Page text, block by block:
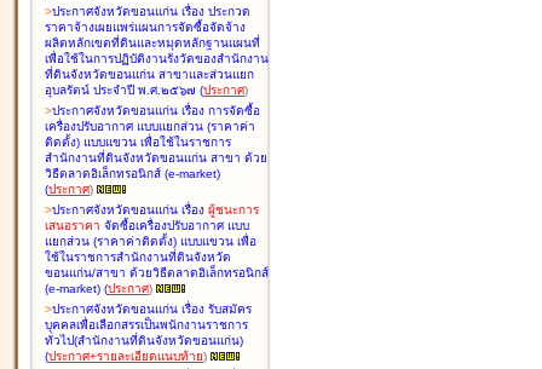
>ประกาศจังหวัดขอนแก่น เรื่อง ประกวด
ราคาจ้างเผยแพร่แผนการจัดซื้อจัดจ้าง
ผลิตหลักเขตที่ดินและหมุดหลักฐานแผนที่
เพื่อใช้ในการปฏิบัติงานรังวัดของสำนักงาน
ที่ดินจังหวัดขอนแก่น สาขาและส่วนแยก
อุบลรัตน์ ประจำปี พ.ศ.๒๕๖๗ (ประกาศ)
>ประกาศจังหวัดขอนแก่น เรื่อง การจัดซื้อ
เครื่องปรับอากาศ แบบแยกส่วน (ราคาค่า
ติดตั้ง) แบบแขวน เพื่อใช้ในราชการ
สำนักงานที่ดินจังหวัดขอนแก่น สาขา ด้วย
วิธีตลาดอิเล็กทรอนิกส์ (e-market)
(ประกาศ)
>ประกาศจังหวัดขอนแก่น เรื่อง ผู้ชนะการ
เสนอราคา จัดซื้อเครื่องปรับอากาศ แบบ
แยกส่วน (ราคาค่าติดตั้ง) แบบแขวน เพื่อ
ใช้ในราชการสำนักงานที่ดินจังหวัด
ขอนแก่น/สาขา ด้วยวิธีตลาดอิเล็กทรอนิกส์
(e-market) (ประกาศ)
>ประกาศจังหวัดขอนแก่น เรื่อง รับสมัคร
บุคคลเพื่อเลือกสรรเป็นพนักงานราชการ
ทั่วไป(สำนักงานที่ดินจังหวัดขอนแก่น)
(ประกาศ+รายละเอียดแนบท้าย)